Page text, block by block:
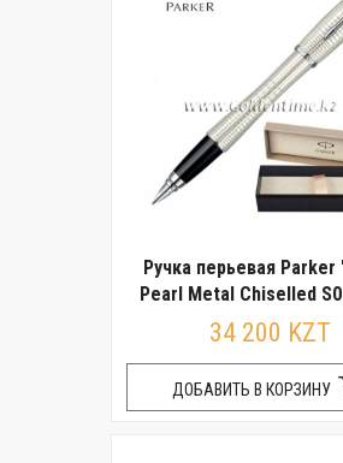
Ручка перьевая Parker
Pearl Metal Chiselled
34 200 KZT
ДОБАВИТЬ В КОРЗИНУ